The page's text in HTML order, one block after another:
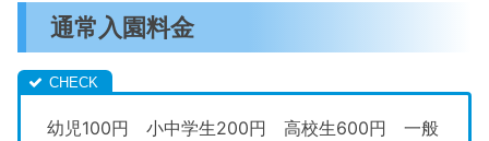
通常入園料金
幼児100円 小中学生200円 高校生600円 一般